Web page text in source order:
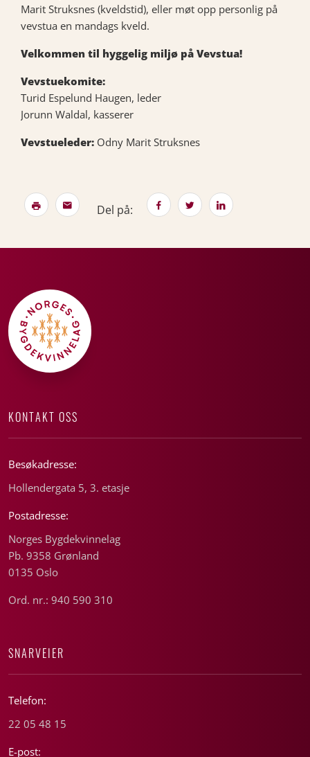
Marit Struksnes (kveldstid), eller møt opp personlig på
vevstua en mandags kveld.
Velkommen til hyggelig miljø på Vevstua!
Vevstuekomite:
Turid Espelund Haugen, leder
Jorunn Waldal, kasserer
Vevstueleder: Odny Marit Struksnes
Del på:
KONTAKT OSS
Besøkadresse:
Hollendergata 5, 3. etasje
Postadresse:
Norges Bygdekvinnelag
Pb. 9358 Grønland
0135 Oslo
Ord. nr.: 940 590 310
SNARVEIER
Telefon:
22 05 48 15
E-post: